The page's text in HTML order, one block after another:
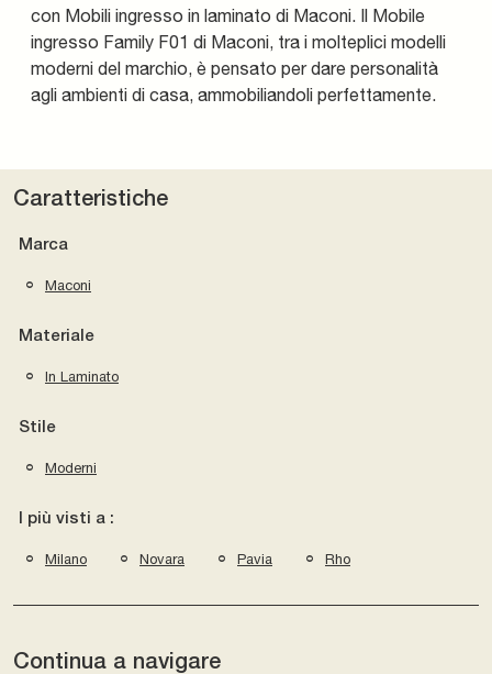
con Mobili ingresso in laminato di Maconi. Il Mobile
ingresso Family F01 di Maconi, tra i molteplici modelli
moderni del marchio, è pensato per dare personalità
agli ambienti di casa, ammobiliandoli perfettamente.
Caratteristiche
Marca
Maconi
Materiale
In Laminato
Stile
Moderni
I più visti a :
Milano Novara Pavia Rho
Continua a navigare